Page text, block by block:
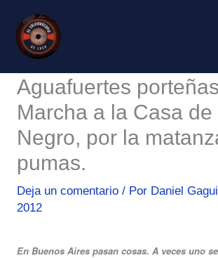
contenido
Aguafuertes
Marcha a la Casa de
Negro, por la
pumas.
Deja un comentario / Por Daniel
2012
En Buenos Aires pasan cosas. A veces uno